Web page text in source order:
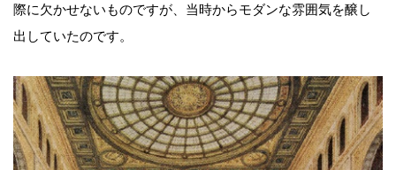
際に欠かせないものですが、当時からモダンな雰囲気を醸し
出していたのです。